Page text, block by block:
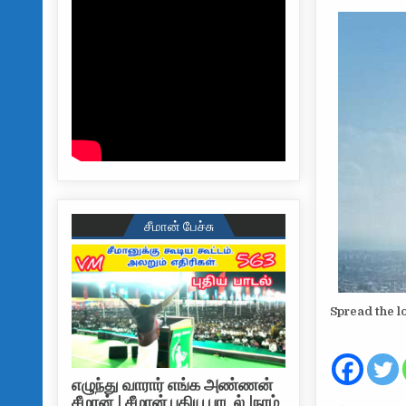
Spread the
சீமான் பேச்சு
எழுந்து வாரார் எங்க அண்ணன்
சீமான் | சீமான் புதிய பாடல் |நாம்